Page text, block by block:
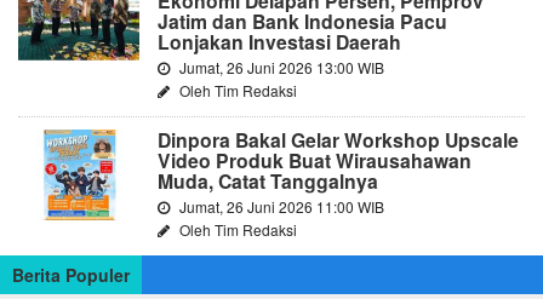
Jatim dan Bank Indonesia Pacu
Lonjakan Investasi Daerah
Jumat, 26 Juni 2026 13:00 WIB
Oleh Tim Redaksi
Dinpora Bakal Gelar Workshop Upscale
Video Produk Buat Wirausahawan
Muda, Catat Tanggalnya
Jumat, 26 Juni 2026 11:00 WIB
Oleh Tim Redaksi
Berita Populer